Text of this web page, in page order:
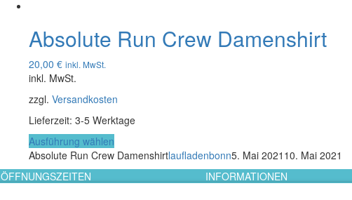
Varianten
auf.
auf
der
Produktseite
gewählt
werden
Absolute Run Crew Damenshirt
20,00 € inkl. MwSt.
inkl. MwSt.
zzgl. Versandkosten
Lieferzeit: 3-5 Werktage
Ausführung wählenDieses
Produkt
weist
mehrere
Absolute Run Crew Damenshirtlaufladenbonn5. Mai 2021 10. Mai 2021
ÖFFNUNGSZEITEN
INFORMATIONEN